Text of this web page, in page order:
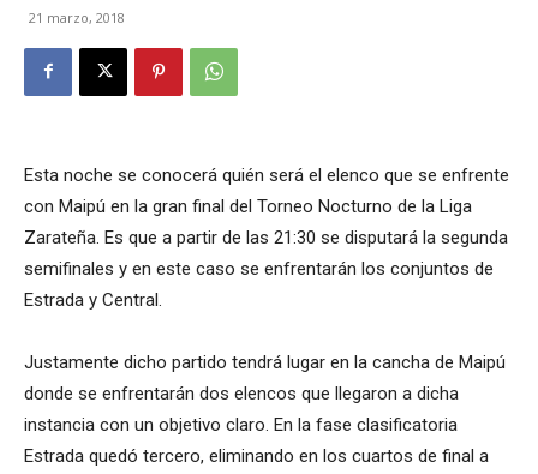
21 marzo, 2018
Esta noche se conocerá quién será el elenco que se enfrente
con Maipú en la gran final del Torneo Nocturno de la Liga
Zarateña. Es que a partir de las 21:30 se disputará la segunda
semifinales y en este caso se enfrentarán los conjuntos de
Estrada y Central.
Justamente dicho partido tendrá lugar en la cancha de Maipú
donde se enfrentarán dos elencos que llegaron a dicha
instancia con un objetivo claro. En la fase clasificatoria
Estrada quedó tercero, eliminando en los cuartos de final a